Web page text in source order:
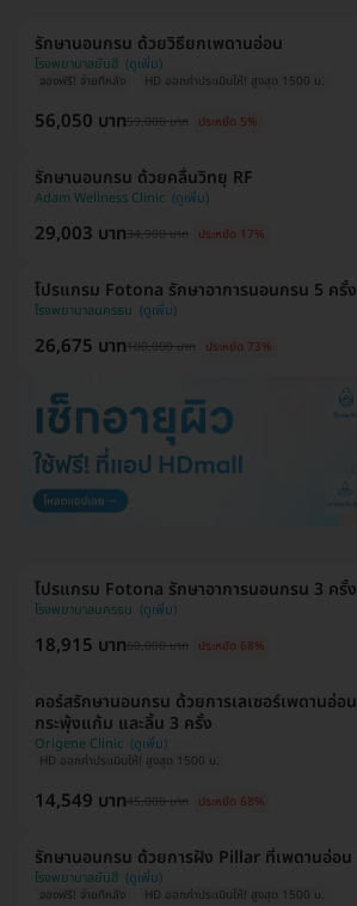
จองฟรี! จ่ายทีหลัง HD ออกค่าประเมินให้! สูงสุด 1500 บ.
รักษานอนกรน ด้วยวิธียกเพดานอ่อน
โรงพยาบาลยันฮี
56,050 บาท59,000 บาท ประหยัด 5%
รักษานอนกรน ด้วยคลื่นวิทยุ RF
Adam Wellness Clinic
29,003 บาท34,900 บาท ประหยัด 17%
โปรแกรม Fotona รักษาอาการนอนกรน 5 ครั้ง
โรงพยาบาลนครธน
26,675 บาท100,000 บาท ประหยัด 73%
โปรแกรม Fotona รักษาอาการนอนกรน 3 ครั้ง
โรงพยาบาลนครธน
18,915 บาท60,000 บาท ประหยัด 68%
HD ออกค่าประเมินให้! สูงสุด 1500 บ.
คอร์สรักษานอนกรน ด้วยการเลเซอร์เพดานอ่อน
กระพุ้งแก้ม และลิ้น 3 ครั้ง
Origene Clinic
14,549 บาท45,000 บาท ประหยัด 68%
จองฟรี! จ่ายทีหลัง HD ออกค่าประเมินให้! สูงสุด 1500 บ.
รักษานอนกรน ด้วยการฝัง Pillar ที่เพดานอ่อน
โรงพยาบาลยันฮี